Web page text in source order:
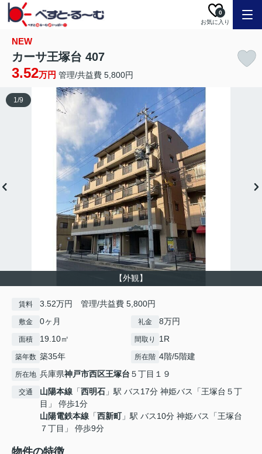
お気に入り
0
NEW
カーサ王塚台 407
3.52万円 管理/共益費 5,800円
【外観】
1/9
賃料 3.52万円 管理/共益費 5,800円
敷金 0ヶ月 礼金 8万円
面積 19.10㎡ 間取り 1R
築年数 築35年 所在階 4階/5階建
所在地 兵庫県神戸市西区王塚台 ５丁目１９
交通 山陽本線 「西明石 」駅 バス17分 神姫バス「王塚台５丁
目」 停歩1分
山陽電鉄本線 「西新町」駅 バス10分 神姫バス「王塚台
７丁目」 停歩9分